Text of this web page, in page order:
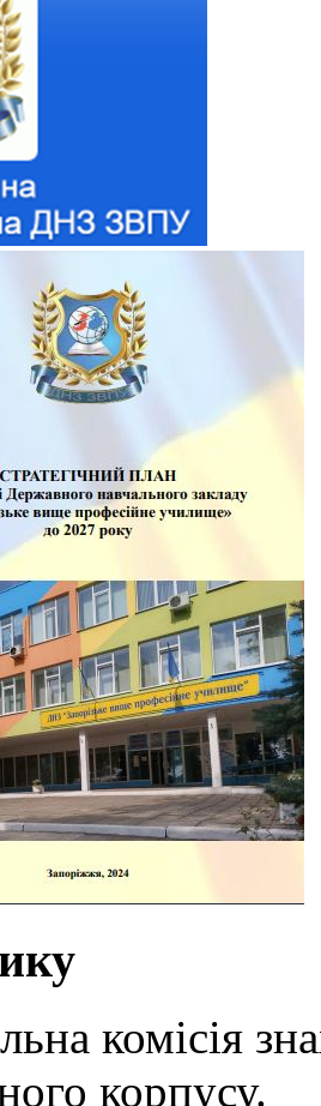
комісія
корпусу.